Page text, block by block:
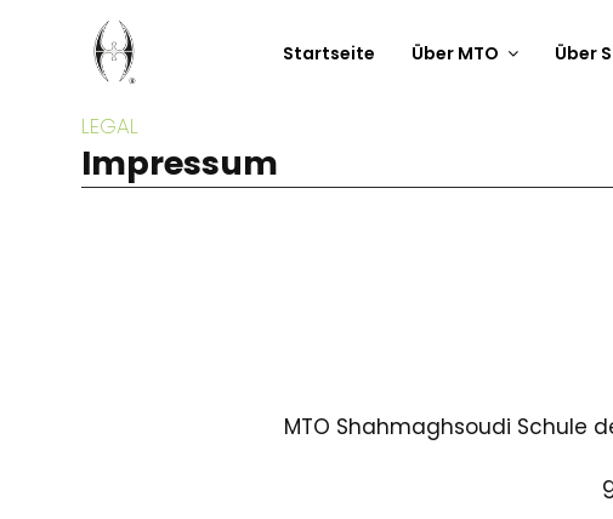
Startseite Über MTO Über
LEGAL
Impressum
MTO Shahmaghsoudi Schule